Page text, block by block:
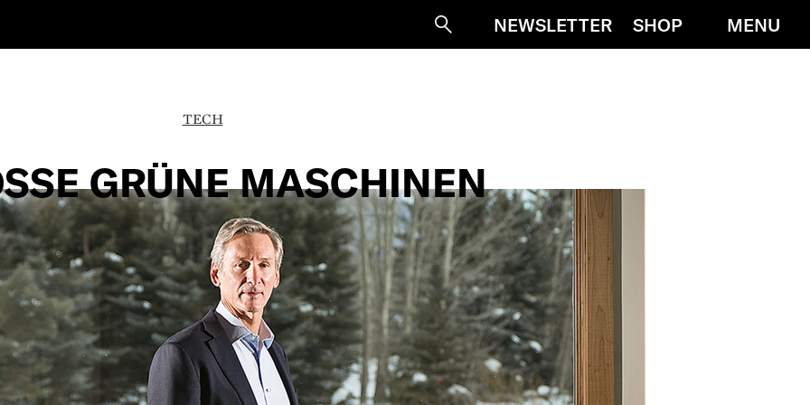
SucheNEWSLETTER SHOP MENU
TECH
GRÜNE MASCHINEN